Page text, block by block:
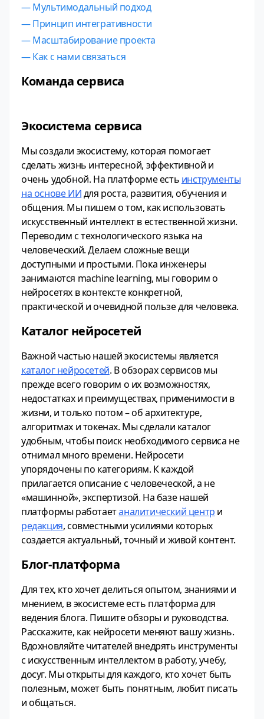
— Мультимодальный подход
— Принцип интегративности
— Масштабирование проекта
— Как с нами связаться
Команда сервиса
Экосистема сервиса
Мы создали экосистему, которая помогает
сделать жизнь интересной, эффективной и
очень удобной. На платформе есть инструменты
на основе ИИдля роста, развития, обучения и
общения. Мы пишем о том, как использовать
искусственный интеллект в естественной жизни.
Переводим с технологического языка на
человеческий. Делаем сложные вещи
доступными и простыми. Пока инженеры
занимаются machine learning, мы говорим о
нейросетях в контексте конкретной,
практической и очевидной пользе для человека.
Каталог нейросетей
Важной частью нашей экосистемы является
каталог нейросетей. В обзорах сервисов мы
прежде всего говорим о их возможностях,
недостатках и преимуществах, применимости в
жизни, и только потом – об архитектуре,
алгоритмах и токенах. Мы сделали каталог
удобным, чтобы поиск необходимого сервиса не
отнимал много времени. Нейросети
упорядочены по категориям. К каждой
прилагается описание с человеческой, а не
«машинной», экспертизой. На базе нашей
платформы работаетаналитический центр и
редакция, совместными усилиями которых
создается актуальный, точный и живой контент.
Блог-платформа
Для тех, кто хочет делиться опытом, знаниями и
мнением, в экосистеме есть платформа для
ведения блога. Пишите обзоры и руководства.
Расскажите, как нейросети меняют вашу жизнь.
Вдохновляйте читателей внедрять инструменты
с искусственным интеллектом в работу, учебу,
досуг. Мы открыты для каждого, кто хочет быть
полезным, может быть понятным, любит писать
и общаться.